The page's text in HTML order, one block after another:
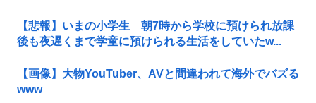
【悲報】いまの小学生 朝7時から学校に預けられ放課
後も夜遅くまで学童に預けられる生活をしていたw...
【画像】大物YouTuber、AVと間違われて海外でバズる
www